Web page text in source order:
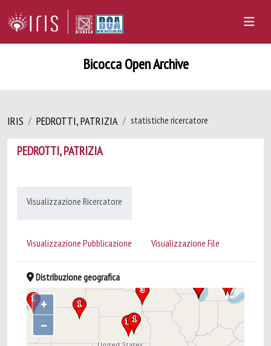
Bicocca Open Archive
IRIS PEDROTTI, PATRIZIA statistiche ricercatore
PEDROTTI, PATRIZIA
Visualizzazione Ricercatore
Visualizzazione Pubblicazione Visualizzazione File
Distribuzione geografica
+
–